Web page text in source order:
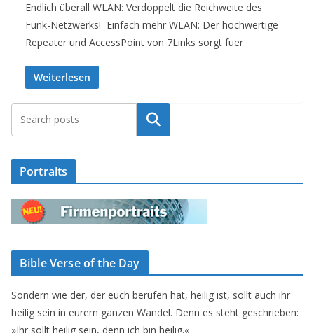
Endlich überall WLAN: Verdoppelt die Reichweite des
Funk-Netzwerks! Einfach mehr WLAN: Der hochwertige
Repeater und AccessPoint von 7Links sorgt fuer
Weiterlesen
Suchen
Portraits
Bible Verse of the Day
Sondern wie der, der euch berufen hat, heilig ist, sollt auch ihr
heilig sein in eurem ganzen Wandel. Denn es steht geschrieben:
»Ihr sollt heilig sein, denn ich bin heilig.«